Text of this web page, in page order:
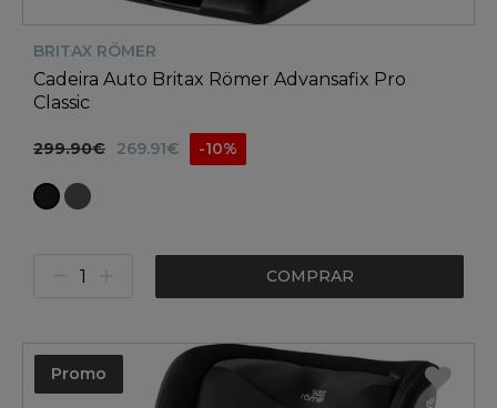
BRITAX RÖMER
Cadeira Auto Britax Römer Advansafix Pro
Classic
299.90€ 269.91€ -10%
COMPRAR
Promo